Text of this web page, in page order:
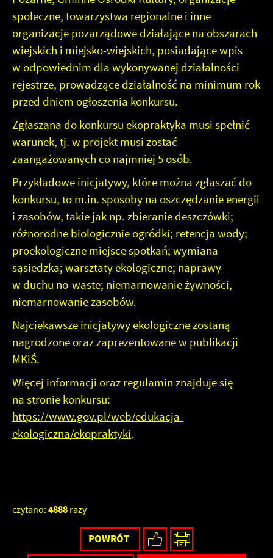
społeczne, towarzystwa regionalne i inne
organizacje pozarządowe działające na obszarach
wiejskich i miejsko-wiejskich, posiadające wpis
w odpowiednim dla wykonywanej działalności
rejestrze, prowadzące działalność na minimum rok
przed dniem ogłoszenia konkursu.
Zgłaszana do konkursu ekopraktyka musi spełnić
warunek, tj. w projekt musi zostać
zaangażowanych co najmniej 5 osób.
Przykładowe inicjatywy, które można zgłaszać do
konkursu, to m.in. sposoby na oszczędzanie energii
i zasobów, takie jak np. zbieranie deszczówki;
różnorodne biologicznie ogródki; retencja wody;
proekologiczne miejsce spotkań; wymiana
sąsiedzka; warsztaty ekologiczne; naprawy
w duchu no-waste; niemarnowanie żywności,
niemarnowanie zasobów.
Najciekawsze inicjatywy ekologiczne zostaną
nagrodzone oraz zaprezentowane w publikacji
MKiŚ.
Więcej informacji oraz regulamin znajduje się
na stronie konkursu:
https://www.gov.pl/web/edukacja-
ekologiczna/ekopraktyki.
czytano: 4888 razy
POWRÓT
upodobań oraz Twoich zwyczajów dotyczących
przeglądanej witryny internetowej. Treści promocyjne
mogą pojawić się na stronach podmiotów trzecich lub firm
będących naszymi partnerami oraz innych dostawców
usług. Firmy te działają w charakterze pośredników
prezentujących nasze treści w postaci wiadomości, ofert,
komunikatów mediów społecznościowych.